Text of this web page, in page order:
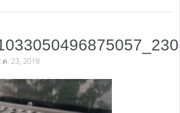
ค. 23, 2018